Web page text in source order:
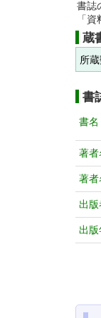
書誌
「
蔵
所
書
書名
著者
著者
出版
出版